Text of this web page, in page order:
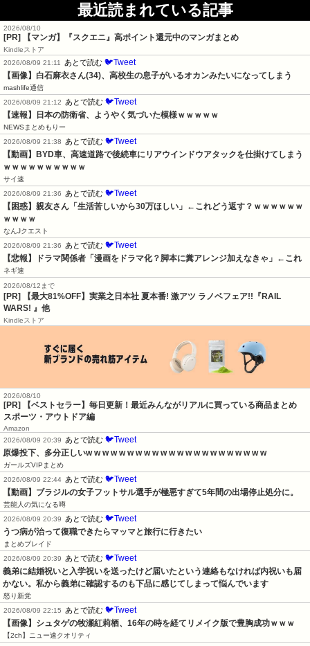
最近読まれている記事
2026/08/10
[PR] 【マンガ】『スクエニ』高ポイント還元中のマンガまとめ
Kindleストア
2026/08/09 21:11
あとで読む 🐦Tweet
【画像】白石麻衣さん(34)、高校生の息子がいるオカンみたいになってしまう
mashlife通信
2026/08/09 21:12
あとで読む 🐦Tweet
【速報】日本の防衛省、ようやく気づいた模様ｗｗｗｗｗ
NEWSまとめもりー
2026/08/09 21:38
あとで読む 🐦Tweet
【動画】BYD車、高速道路で後続車にリアウインドウアタックを仕掛けてしまう
ｗｗｗｗｗｗｗｗｗｗ
サイ速
2026/08/09 21:36
あとで読む 🐦Tweet
【困惑】親友さん「生活苦しいから30万ほしい」←これどう返す？ｗｗｗｗｗｗ
ｗｗｗｗ
なんJクエスト
2026/08/09 21:36
あとで読む 🐦Tweet
【悲報】ドラマ関係者「漫画をドラマ化？脚本に糞アレンジ加えなきゃ」←これ
ネギ速
2026/08/12まで
[PR] 【最大81%OFF】実業之日本社 夏本番! 激アツ ラノベフェア!!『RAIL
WARS! 』他
Kindleストア
2026/08/10
[PR] 【ベストセラー】毎日更新！最近みんながリアルに買っている商品まとめ
スポーツ・アウトドア編
Amazon
2026/08/09 20:39 あとで読む 🐦Tweet
原爆投下、多分正しいw w w w w w w w w w w w w w w w w w w w w w
ガールズVIPまとめ
2026/08/09 22:44 あとで読む 🐦Tweet
【動画】ブラジルの女子フットサル選手が極悪すぎて5年間の出場停止処分に。
芸能人の気になる噂
2026/08/09 20:39 あとで読む 🐦Tweet
うつ病が治って復職できたらマッマと旅行に行きたい
まとめブレイド
2026/08/09 20:39 あとで読む 🐦Tweet
義弟に結婚祝いと入学祝いを送ったけど届いたという連絡もなければ内祝いも届
かない。私から義弟に確認するのも下品に感じてしまって悩んでいます
怒り新党
2026/08/09 22:15 あとで読む 🐦Tweet
【画像】シュタゲの牧瀬紅莉栖、16年の時を経てリメイク版で豊胸成功ｗｗｗ
【2ch】ニュー速クオリティ